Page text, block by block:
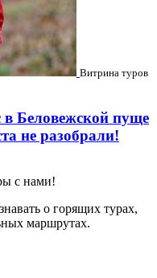
Витрина туров
в Беловежской пуще
не разобрали!
с нами!
о горящих турах,
маршрутах.